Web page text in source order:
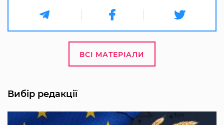
ВСІ МАТЕРІАЛИ
Вибір редакції